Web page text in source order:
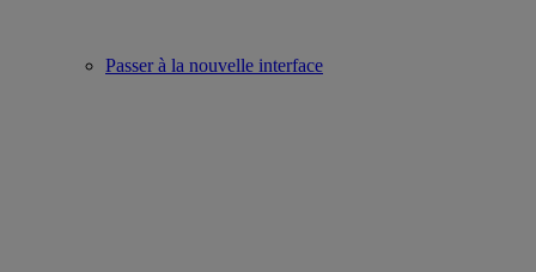
Passer à la nouvelle interface